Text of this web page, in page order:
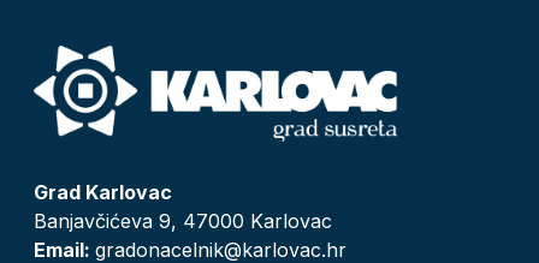
Grad Karlovac
Banjavčićeva 9, 47000 Karlovac
Email: gradonacelnik@karlovac.hr